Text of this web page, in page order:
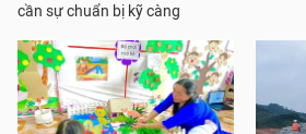
cần sự chuẩn bị kỹ càng